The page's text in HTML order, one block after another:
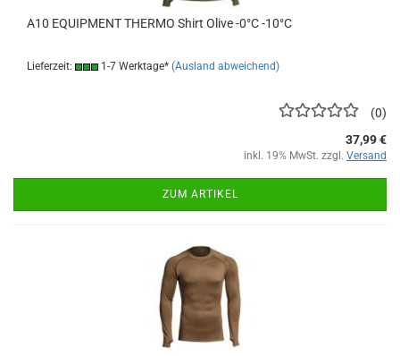
A10 EQUIPMENT THERMO Shirt Olive -0°C -10°C
Lieferzeit: 1-7 Werktage* (Ausland abweichend)
0
37,99 €
inkl. 19% MwSt. zzgl. Versand
ZUM ARTIKEL